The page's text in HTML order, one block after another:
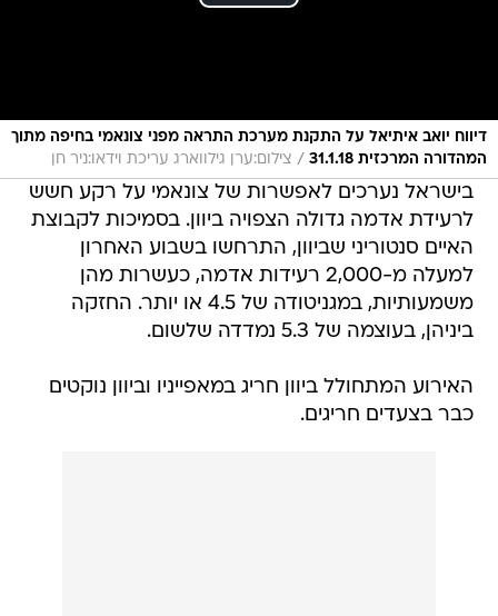
דיווח יואב איתיאל על התקנת מערכת התראה מפני צונאמי בחיפה מתוך
המהדורה המרכזית 31.1.18
/ צילום:ערן גילווארג עריכת וידאו:ניר חן
בישראל נערכים לאפשרות של צונאמי על רקע חשש
לרעידת אדמה גדולה הצפויה ביוון. בסמיכות לקבוצת
האיים סנטוריני שביוון, התרחשו בשבוע האחרון
למעלה מ-2,000 רעידות אדמה, כעשרות מהן
משמעותיות, במגניטודה של 4.5 או יותר. החזקה
ביניהן, בעוצמה של 5.3 נמדדה שלשום.
האירוע המתחולל ביוון חריג במאפייניו וביוון נוקטים
כבר בצעדים חריגים.